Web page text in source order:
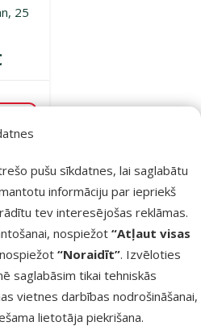
pušu sīkdatnes, lai saglabātu
informāciju par iepriekš
tev interesējošas reklāmas.
nospiežot “Atļaut visas
“Noraidīt”. Izvēloties
saglabāsim tikai tehniskās
vietnes darbības nodrošināšanai,
lietotāja piekrišana.
25
Pievienot grozam
0%